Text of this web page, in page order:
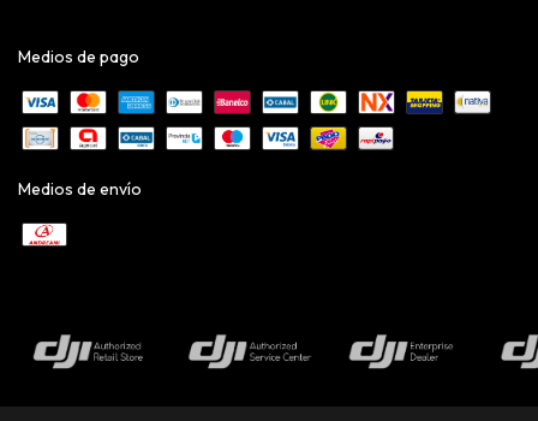
Medios de pago
Medios de envío